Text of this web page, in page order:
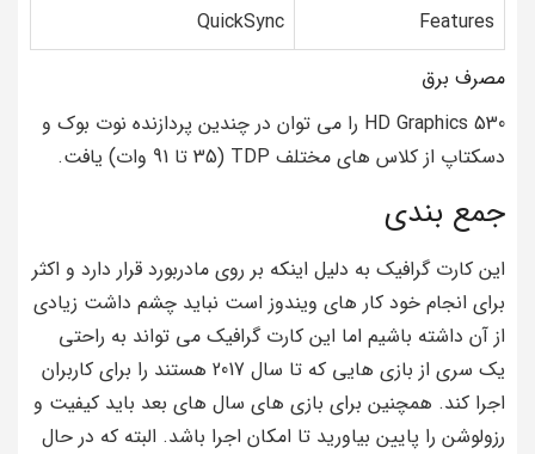
Features
QuickSync
مصرف برق
HD Graphics 530 را می توان در چندین پردازنده نوت بوک و
دسکتاپ از کلاس های مختلف TDP (35 تا 91 وات) یافت.
جمع بندی
این کارت گرافیک به دلیل اینکه بر روی مادربورد قرار دارد و اکثر
برای انجام خود کار های ویندوز است نباید چشم داشت زیادی
از آن داشته باشیم اما این کارت گرافیک می تواند به راحتی
یک سری از بازی هایی که تا سال 2017 هستند را برای کاربران
اجرا کند. همچنین برای بازی های سال های بعد باید کیفیت و
رزولوشن را پایین بیاورید تا امکان اجرا باشد. البته که در حال